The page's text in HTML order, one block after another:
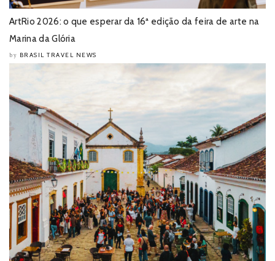
ArtRio 2026: o que esperar da 16ª edição da feira de arte na
Marina da Glória
by BRASIL TRAVEL NEWS